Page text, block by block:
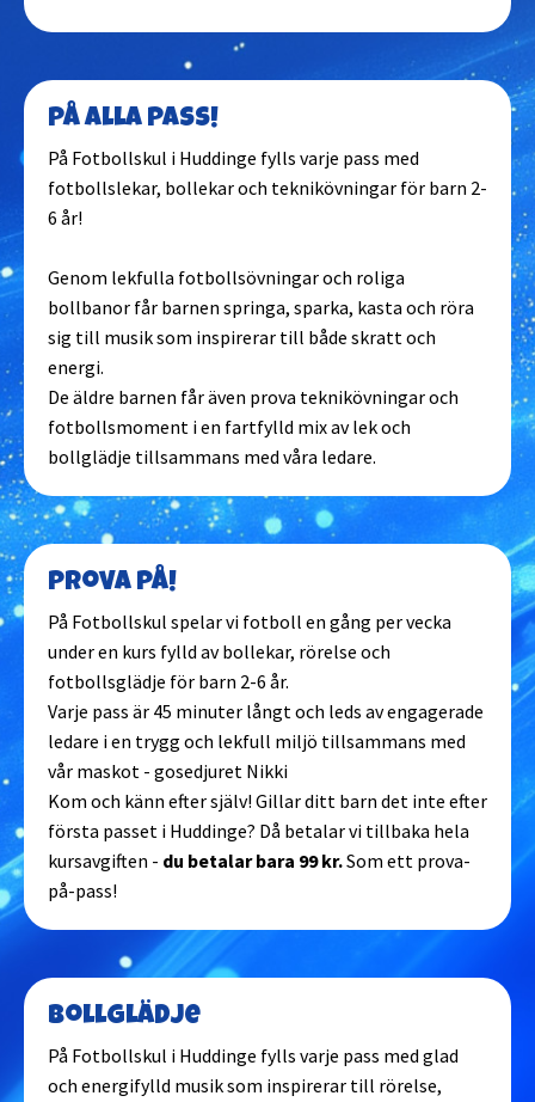
På alla pass!
På Fotbollskul i Huddinge fylls varje pass med
fotbollslekar, bollekar och teknikövningar för barn 2-
6 år!
Genom lekfulla fotbollsövningar och roliga
bollbanor får barnen springa, sparka, kasta och röra
sig till musik som inspirerar till både skratt och
energi.
De äldre barnen får även prova teknikövningar och
fotbollsmoment i en fartfylld mix av lek och
bollglädje tillsammans med våra ledare.
Prova på!
På Fotbollskul spelar vi fotboll en gång per vecka
under en kurs fylld av bollekar, rörelse och
fotbollsglädje för barn 2-6 år.
Varje pass är 45 minuter långt och leds av engagerade
ledare i en trygg och lekfull miljö tillsammans med
vår maskot - gosedjuret Nikki
Kom och känn efter själv! Gillar ditt barn det inte efter
första passet i Huddinge? Då betalar vi tillbaka hela
kursavgiften - du betalar bara 99 kr.Som ett prova-
på-pass!
Bollglädje
På Fotbollskul i Huddinge fylls varje pass med glad
och energifylld musik som inspirerar till rörelse,